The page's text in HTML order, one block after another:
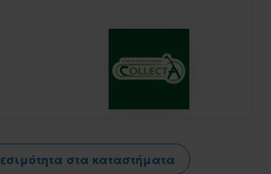
στα καταστήματα